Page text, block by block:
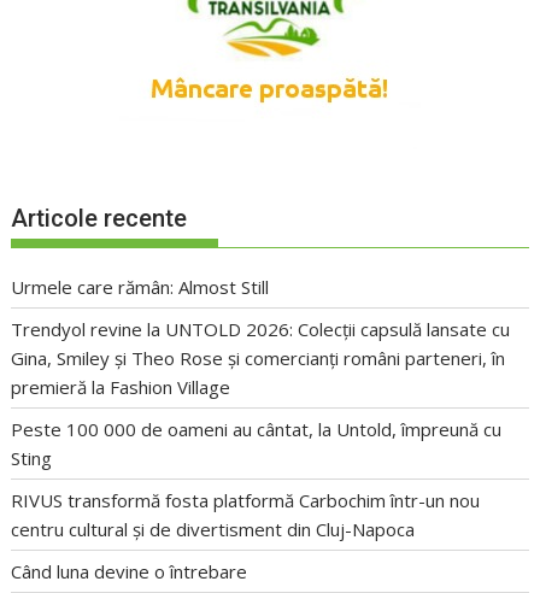
Articole recente
Urmele care rămân: Almost Still
Trendyol revine la UNTOLD 2026: Colecții capsulă lansate cu
Gina, Smiley și Theo Rose și comercianți români parteneri, în
premieră la Fashion Village
Peste 100 000 de oameni au cântat, la Untold, împreună cu
Sting
RIVUS transformă fosta platformă Carbochim într-un nou
centru cultural și de divertisment din Cluj-Napoca
Când luna devine o întrebare